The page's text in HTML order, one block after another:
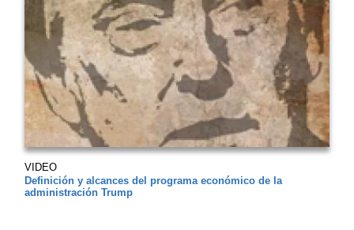
VIDEO
Definición y alcances del programa económico de la
administración Trump